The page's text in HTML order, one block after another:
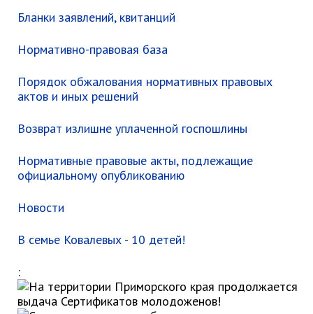
Заместители главы администрации
Финансовое управление
Управление по организационно-
Управление экономики и
собственности
Отдел экономики
Специалисты по вопросам
потребительского рынка
Бланки заявлений, квитанций
Нормативно-правовая база
Порядок обжалования нормативных правовых
актов и иных решений
Возврат излишне уплаченной госпошлины
Нормативные правовые акты, подлежащие
официальному опубликованию
Новости
В семье Ковалевых - 10 детей!
: